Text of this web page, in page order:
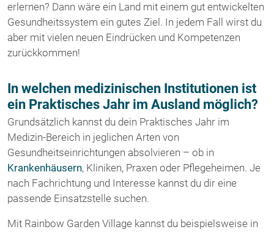
erlernen? Dann wäre ein Land mit einem gut entwickelten
Gesundheitssystem ein gutes Ziel. In jedem Fall wirst du
aber mit vielen neuen Eindrücken und Kompetenzen
zurückkommen!
In welchen medizinischen Institutionen ist
ein Praktisches Jahr im Ausland möglich?
Grundsätzlich kannst du dein Praktisches Jahr im
Medizin-Bereich in jeglichen Arten von
Gesundheitseinrichtungen absolvieren – ob in
Krankenhäusern, Kliniken, Praxen oder Pflegeheimen. Je
nach Fachrichtung und Interesse kannst du dir eine
passende Einsatzstelle suchen.
Mit Rainbow Garden Village kannst du beispielsweise in